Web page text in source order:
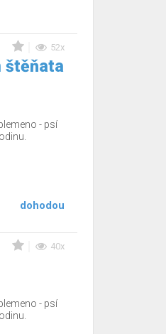
52x
štěňata
- psí
dohodou
40x
- psí